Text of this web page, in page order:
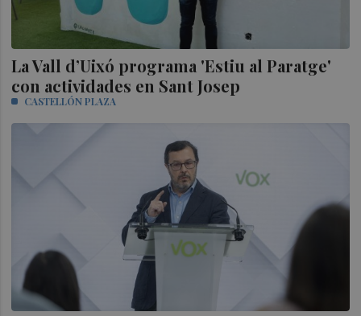
La Vall d’Uixó programa 'Estiu al Paratge'
con actividades en Sant Josep
CASTELLÓN PLAZA